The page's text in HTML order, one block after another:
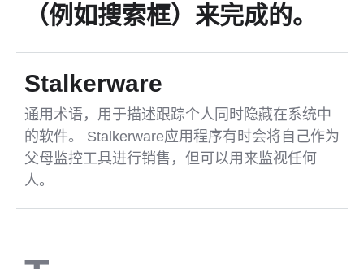
（例如搜索框）来完成的。
Stalkerware
通用术语，用于描述跟踪个人同时隐藏在系统中
的软件。 Stalkerware应用程序有时会将自己作为
父母监控工具进行销售，但可以用来监视任何
人。